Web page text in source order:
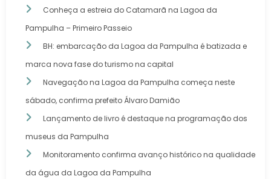
Conheça a estreia do Catamarã na Lagoa da
Pampulha – Primeiro Passeio
BH: embarcação da Lagoa da Pampulha é batizada e
marca nova fase do turismo na capital
Navegação na Lagoa da Pampulha começa neste
sábado, confirma prefeito Álvaro Damião
Lançamento de livro é destaque na programação dos
museus da Pampulha
Monitoramento confirma avanço histórico na qualidade
da água da Lagoa da Pampulha